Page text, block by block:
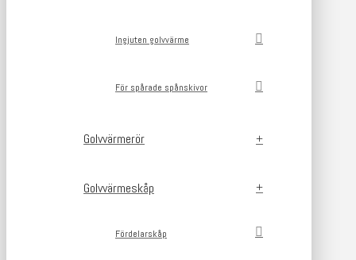
Ingjuten golvvärme
För spårade spånskivor
Golvvärmerör
Golvvärmeskåp
Fördelarskåp